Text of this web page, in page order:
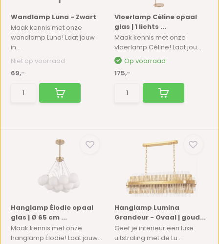
Wandlamp Luna - Zwart
Maak kennis met onze
wandlamp Luna! Laat jouw
in...
Niet op voorraad
69,-
Vloerlamp Céline opaal
glas | 1 lichts ...
Maak kennis met onze
vloerlamp Céline! Laat jou...
Op voorraad
175,-
Hanglamp Élodie opaal
glas | Ø 65 cm ...
Maak kennis met onze
hanglamp Élodie! Laat jouw...
Hanglamp Lumina
Grandeur - Ovaal | goud...
Geef je interieur een luxe
uitstraling met de Lu...